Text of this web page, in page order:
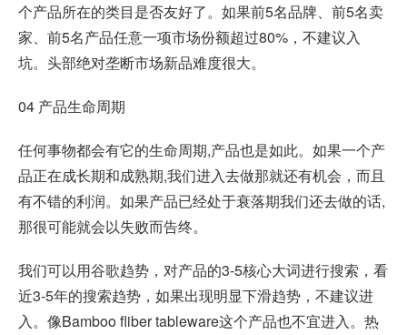
个产品所在的类目是否友好了。如果前5名品牌、前5名卖
家、前5名产品任意一项市场份额超过80%，不建议入
坑。头部绝对垄断市场新品难度很大。
04 产品生命周期
任何事物都会有它的生命周期,产品也是如此。如果一个产
品正在成长期和成熟期,我们进入去做那就还有机会，而且
有不错的利润。如果产品已经处于衰落期我们还去做的话,
那很可能就会以失败而告终。
我们可以用谷歌趋势，对产品的3-5核心大词进行搜索，看
近3-5年的搜索趋势，如果出现明显下滑趋势，不建议进
入。像Bamboo fliber tableware这个产品也不宜进入。热